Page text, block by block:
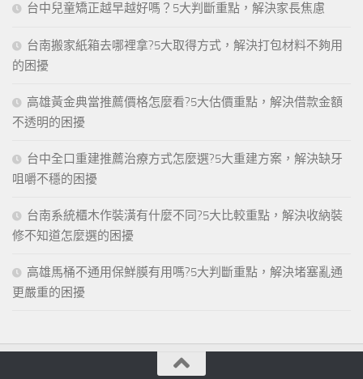
台中兒童矯正越早越好嗎？5大判斷重點，解決家長焦慮
台南搬家紙箱去哪裡拿?5大取得方式，解決打包材料不夠用
的困擾
高雄黃金典當推薦價格怎麼看?5大估價重點，解決借款金額
不透明的困擾
台中全口重建推薦治療方式怎麼選?5大重建方案，解決缺牙
咀嚼不穩的困擾
台南系統櫃木作裝潢有什麼不同?5大比較重點，解決收納裝
修不知道怎麼選的困擾
高雄馬桶不通用保鮮膜有用嗎?5大判斷重點，解決堵塞亂通
更嚴重的困擾